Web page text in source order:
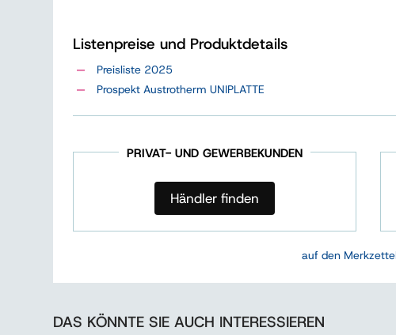
Listenpreise und Produktdetails
Preisliste 2025
Prospekt Austrotherm UNIPLATTE
PRIVAT- UND GEWERBEKUNDEN
Händler finden
auf den
DAS KÖNNTE SIE AUCH INTERESSIEREN